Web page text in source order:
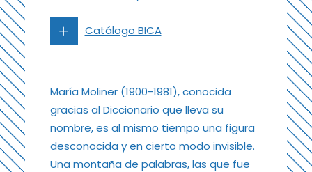
Catálogo BICA
María Moliner (1900-1981), conocida
gracias al Diccionario que lleva su
nombre, es al mismo tiempo una figura
desconocida y en cierto modo invisible.
Una montaña de palabras, las que fue